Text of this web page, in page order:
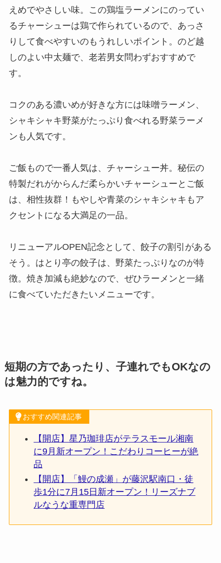
えめでやさしい味。この鶏塩ラーメンにのってい
るチャーシューは鶏で作られているので、あっさ
りして食べやすいのもうれしいポイント。のど越
しのよい中太麺で、老若男女問わずおすすめで
す。
コクのある濃いめが好きな方には味噌ラーメン、
シャキシャキ野菜がたっぷり食べれる野菜ラーメ
ンも人気です。
ご飯もので一番人気は、チャーシュー丼。秘伝の
特製だれがからんだ柔らかいチャーシューとご飯
は、相性抜群！もやしや青菜のシャキシャキもア
クセントになる大満足の一品。
リニューアルOPEN記念として、餃子の割引がある
そう。はとり亭の餃子は、野菜たっぷりなのが特
徴。焼き加減も絶妙なので、ぜひラーメンと一緒
に食べていただきたいメニューです。
短期の方であったり、子連れでもOKなの
は魅力的ですね。
おすすめ関連記事
【開店】星乃珈琲店がテラスモール湘南
に9月新オープン！こだわりコーヒーが絶
品
【開店】「鰻の成瀬」が藤沢駅南口・徒
歩1分に7月15日新オープン！リーズナブ
ルなうな重専門店